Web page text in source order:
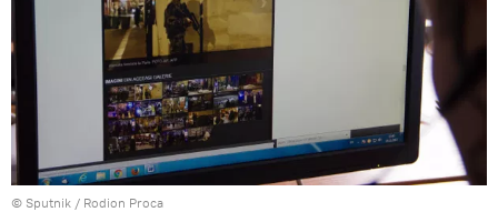
© Sputnik / Rodion Proca